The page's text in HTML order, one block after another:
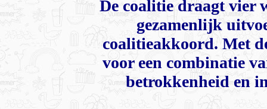
De coalitie draagt vier
gezamenlijk
coalitieakkoord. Met
voor een combinatie
betrokkenheid en